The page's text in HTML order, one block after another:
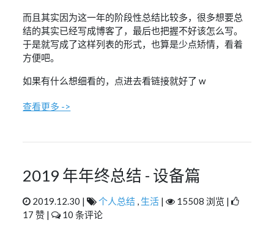
没有星星的此空
纯净得赏心悦目
终将结束的爱
草草收拾了倦怠
bye bye say bye to the night
而且其实因为这一年的阶段性总结比较多，很多想要总
结的其实已经写成博客了，最后也把握不好该怎么写。
于是就写成了这样列表的形式，也算是少点矫情，看着
方便吧。
如果有什么想细看的，点进去看链接就好了 w
查看更多 ->
2019 年年终总结 - 设备篇
2019.12.30 | 个人总结 , 生活 |
15508 浏览 |
17 赞 |
10 条评论